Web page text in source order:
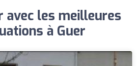
avec les meilleures
à Guer